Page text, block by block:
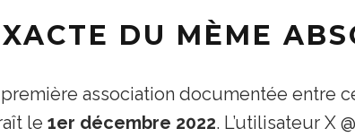
DU MÈME
première association documentée entre
le 1er décembre 2022. L’utilisateur X